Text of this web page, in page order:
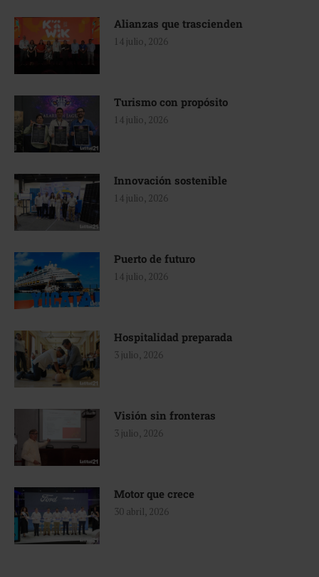
Alianzas que trascienden
14 julio, 2026
Turismo con propósito
14 julio, 2026
Innovación sostenible
14 julio, 2026
Puerto de futuro
14 julio, 2026
Hospitalidad preparada
3 julio, 2026
Visión sin fronteras
3 julio, 2026
Motor que crece
30 abril, 2026